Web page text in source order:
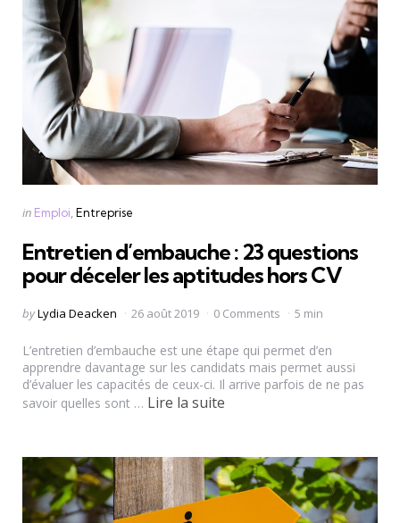
Categories
Posted
in Emploi Entreprise
Entretien d’embauche : 23 questions
pour déceler les aptitudes hors CV
Posted
byLydia Deacken 26 août 2019 0 Comments 5 min
L’entretien d’embauche est une étape qui permet d’en
apprendre davantage sur les candidats mais permet aussi
d’évaluer les capacités de ceux-ci. Il arrive parfois de ne pas
savoir quelles sont … Lire la suite